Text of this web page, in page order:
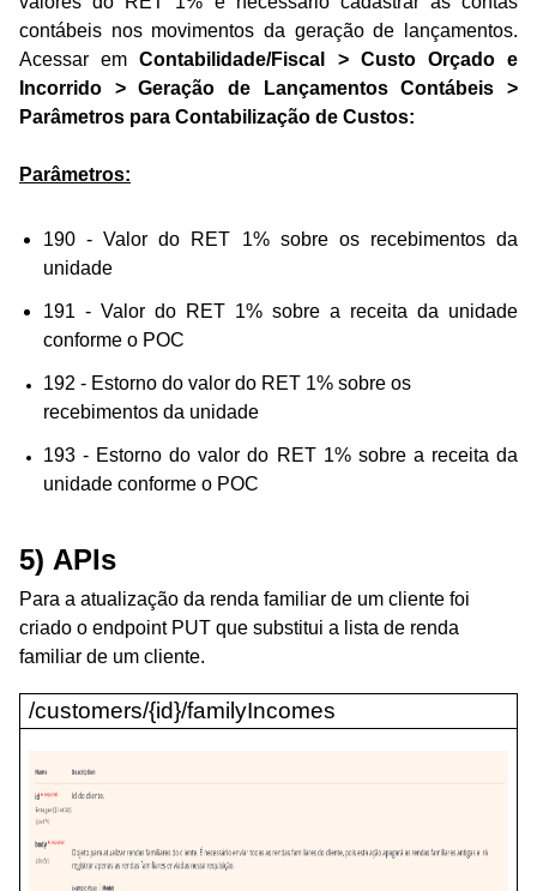
contábeis nos movimentos da geração de lançamentos.
Acessar emContabilidade/Fiscal > Custo Orçado e
Incorrido > Geração de Lançamentos Contábeis >
Parâmetros para Contabilização de Custos:
Parâmetros:
190 - Valor do RET 1% sobre os recebimentos da
unidade
191 - Valor do RET 1% sobre a receita da unidade
conforme o POC
192 - Estorno do valor do RET 1% sobre os
recebimentos da unidade
193 - Estorno do valor do RET 1% sobre a receita da
unidade conforme o POC
5) APIs
Para a atualização da renda familiar de um cliente foi
criado o endpoint PUT que substitui a lista de renda
familiar de um cliente.
/customers/{id}/familyIncomes